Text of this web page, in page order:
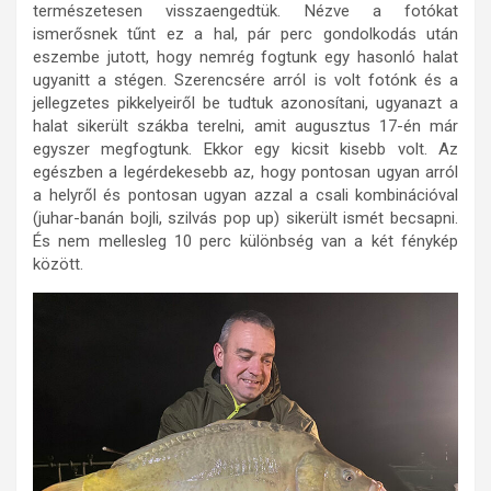
természetesen visszaengedtük. Nézve a fotókat
ismerősnek tűnt ez a hal, pár perc gondolkodás után
eszembe jutott, hogy nemrég fogtunk egy hasonló halat
ugyanitt a stégen. Szerencsére arról is volt fotónk és a
jellegzetes pikkelyeiről be tudtuk azonosítani, ugyanazt a
halat sikerült szákba terelni, amit augusztus 17-én már
egyszer megfogtunk. Ekkor egy kicsit kisebb volt. Az
egészben a legérdekesebb az, hogy pontosan ugyan arról
a helyről és pontosan ugyan azzal a csali kombinációval
(juhar-banán bojli, szilvás pop up) sikerült ismét becsapni.
És nem mellesleg 10 perc különbség van a két fénykép
között.